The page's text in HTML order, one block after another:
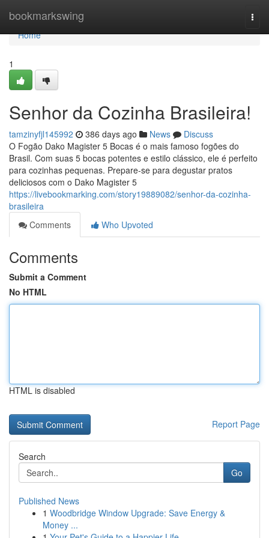
bookmarkswing
Home
Home
1
Senhor da Cozinha Brasileira!
tamzinyfjl145992 386 days ago News
Discuss
O Fogão Dako Magister 5 Bocas é o mais famoso fogões do
Brasil. Com suas 5 bocas potentes e estilo clássico, ele é perfeito
para cozinhas pequenas. Prepare-se para degustar pratos
deliciosos com o Dako Magister 5
https://livebookmarking.com/story19889082/senhor-da-cozinha-
brasileira
Comments
Who Upvoted
Comments
Submit a Comment
No HTML
HTML is disabled
Report Page
Search
Go
Published News
1 Woodbridge Window Upgrade: Save Energy &
Money ...